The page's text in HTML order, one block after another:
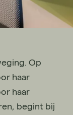
Op
haar
haar
begint bij